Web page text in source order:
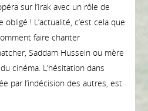
sur l’Irak avec un rôle de
! L’actualité, c’est cela que
faire chanter
Saddam Hussein ou mère
cinéma. L’hésitation dans
par l’indécision des autres, est